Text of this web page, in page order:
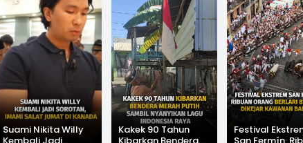
Suami Nikita Willy
Kakek 90 Tahun
Festival